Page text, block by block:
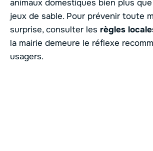
animaux domestiques bien plus
jeux de sable. Pour prévenir toute
surprise, consulter les règles
la mairie demeure le réflexe
usagers.